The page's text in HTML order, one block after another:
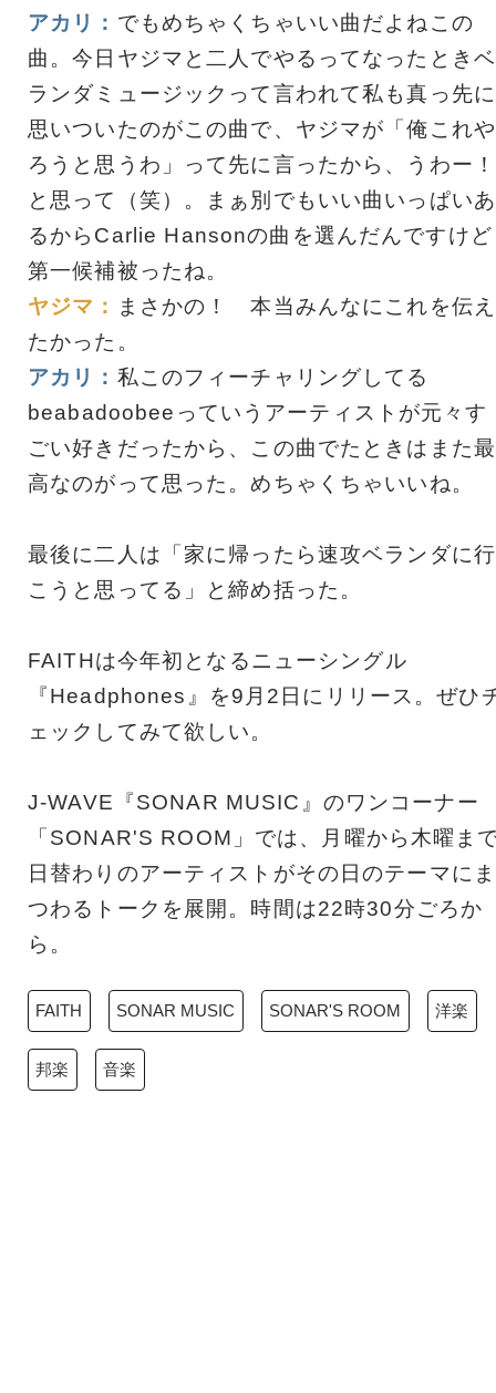
アカリ： でもめちゃくちゃいい曲だよねこの
曲。今日ヤジマと二人でやるってなったときベ
ランダミュージックって言われて私も真っ先に
思いついたのがこの曲で、ヤジマが「俺これや
ろうと思うわ」って先に言ったから、うわー！
と思って（笑）。まぁ別でもいい曲いっぱいあ
るからCarlie Hansonの曲を選んだんですけど
第一候補被ったね。
ヤジマ：
まさかの！ 本当みんなにこれを伝え
たかった。
アカリ： 私このフィーチャリングしてる
beabadoobeeっていうアーティストが元々す
ごい好きだったから、この曲でたときはまた最
高なのがって思った。めちゃくちゃいいね。
最後に二人は「家に帰ったら速攻ベランダに行
こうと思ってる」と締め括った。
FAITHは今年初となるニューシングル
『Headphones』を9月2日にリリース。ぜひ
ェックしてみて欲しい。
J-WAVE『SONAR MUSIC』のワンコーナー
「SONAR'S ROOM」では、月曜から木曜ま
日替わりのアーティストがその日のテーマにま
つわるトークを展開。時間は22時30分ごろか
ら。
FAITH SONAR MUSIC SONAR'S ROOM 洋楽
邦楽 音楽